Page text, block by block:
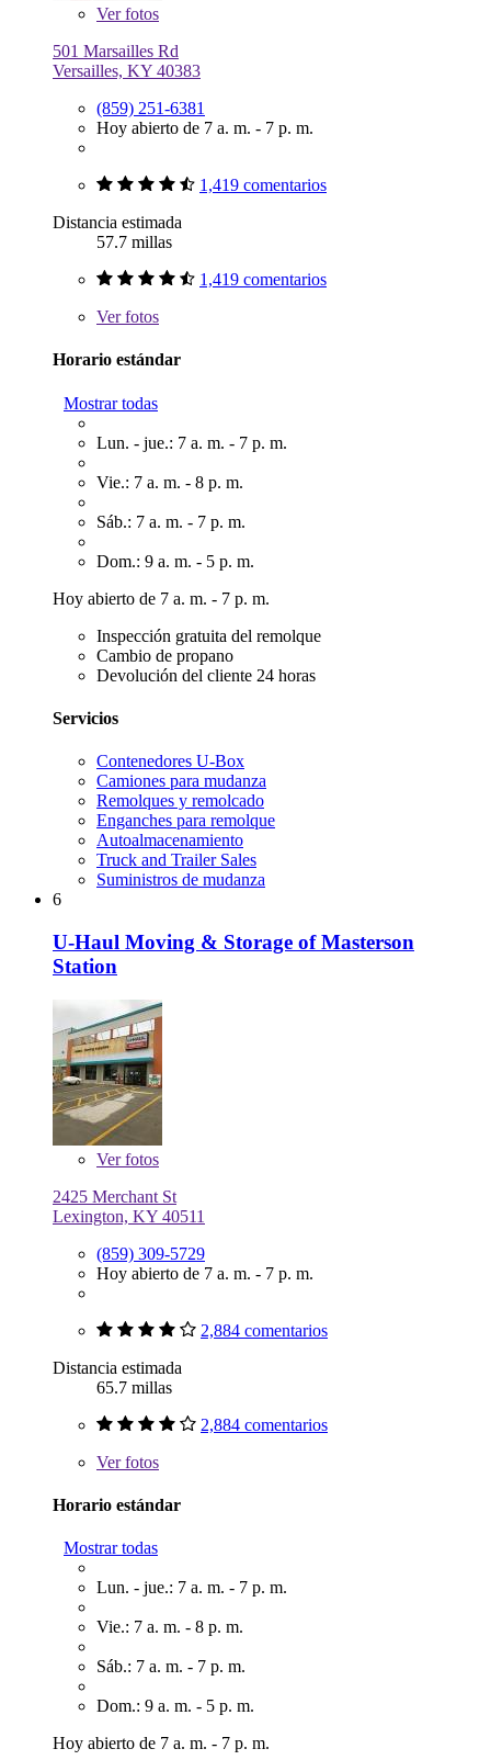
Verfotos
501 Marsailles Rd
Versailles, KY 40383
(859) 251-6381
Hoy abierto de 7 a. m. - 7 p. m.
1,419 comentarios
Distancia estimada
57.7 millas
1,419 comentarios
Verfotos
Horario estándar
Mostrar todas
Lun. - jue.: 7 a. m. - 7 p. m.
Vie.: 7 a. m. - 8 p. m.
Sáb.: 7 a. m. - 7 p. m.
Dom.: 9 a. m. - 5 p. m.
Hoy abierto de 7 a. m. - 7 p. m.
Inspección gratuita del remolque
Cambio de propano
Devolución del cliente 24 horas
Servicios
Contenedores U-Box
Camiones para mudanza
Remolques y remolcado
Enganches para remolque
Autoalmacenamiento
Truck and Trailer Sales
Suministros de mudanza
6
U-Haul Moving & Storage of Masterson
Station
Verfotos
2425 Merchant St
Lexington, KY 40511
(859) 309-5729
Hoy abierto de 7 a. m. - 7 p. m.
2,884 comentarios
Distancia estimada
65.7 millas
2,884 comentarios
Verfotos
Horario estándar
Mostrar todas
Lun. - jue.: 7 a. m. - 7 p. m.
Vie.: 7 a. m. - 8 p. m.
Sáb.: 7 a. m. - 7 p. m.
Dom.: 9 a. m. - 5 p. m.
Hoy abierto de 7 a. m. - 7 p. m.